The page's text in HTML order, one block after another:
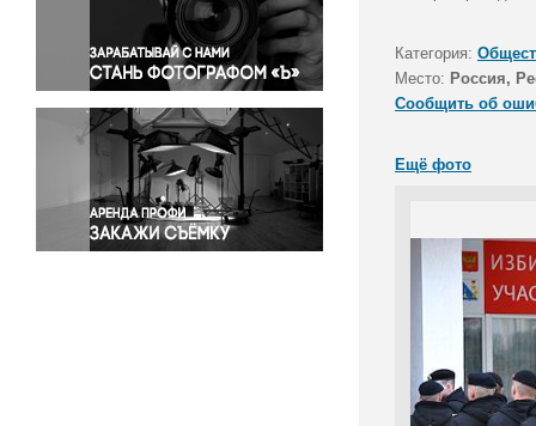
Правосудие
Происшествия и конфликты
Религия
Светская жизнь
Спорт
Экология
Экономика и бизнес
Категория:
Место: Россия,
Сообщить об
Ещё фото